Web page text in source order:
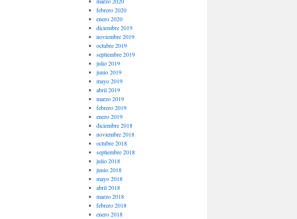
febrero 2020
enero 2020
diciembre 2019
noviembre 2019
octubre 2019
septiembre 2019
julio 2019
junio 2019
mayo 2019
abril 2019
marzo 2019
febrero 2019
enero 2019
diciembre 2018
noviembre 2018
octubre 2018
septiembre 2018
julio 2018
junio 2018
mayo 2018
abril 2018
marzo 2018
febrero 2018
enero 2018